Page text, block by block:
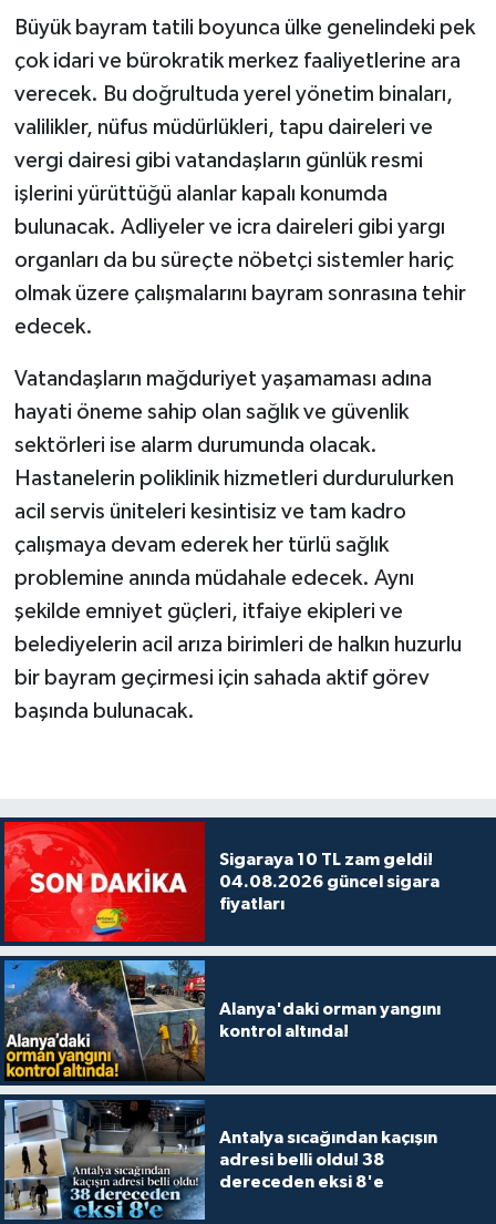
Büyük bayram tatili boyunca ülke genelindeki pek
çok idari ve bürokratik merkez faaliyetlerine ara
verecek. Bu doğrultuda yerel yönetim binaları,
valilikler, nüfus müdürlükleri, tapu daireleri ve
vergi dairesi gibi vatandaşların günlük resmi
işlerini yürüttüğü alanlar kapalı konumda
bulunacak. Adliyeler ve icra daireleri gibi yargı
organları da bu süreçte nöbetçi sistemler hariç
olmak üzere çalışmalarını bayram sonrasına tehir
edecek.
Vatandaşların mağduriyet yaşamaması adına
hayati öneme sahip olan sağlık ve güvenlik
sektörleri ise alarm durumunda olacak.
Hastanelerin poliklinik hizmetleri durdurulurken
acil servis üniteleri kesintisiz ve tam kadro
çalışmaya devam ederek her türlü sağlık
problemine anında müdahale edecek. Aynı
şekilde emniyet güçleri, itfaiye ekipleri ve
belediyelerin acil arıza birimleri de halkın huzurlu
bir bayram geçirmesi için sahada aktif görev
başında bulunacak.
Sigaraya 10 TL zam geldi!
04.08.2026 güncel sigara
fiyatları
Alanya'daki orman yangını
kontrol altında!
Antalya sıcağından kaçışın
adresi belli oldu! 38
dereceden eksi 8'e